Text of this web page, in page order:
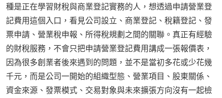
種是正在學習財稅與商業登記實務的人，想透過申請營業登
記費用這個入口，看見公司設立、商業登記、稅籍登記、發
票申請、營業稅申報、所得稅規劃之間的關聯。真正有經驗
的財稅服務，不會只把申請營業登記費用講成一張報價表，
因為很多創業者後來遇到的問題，並不是當初多花或少花幾
千元，而是公司一開始的組織型態、營業項目、股東關係、
資金來源、發票模式、交易對象與未來擴張方向沒有一起檢